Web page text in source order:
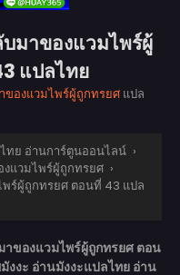
มาของแวมไพร์ผู้
แปลไทย
ของแวมไพร์ผู้ถูกทรยศ แปล
ทย อ่านการ์ตูนออนไลน์ ›
แวมไพร์ผู้ถูกทรยศ ›
ร์ผู้ถูกทรยศ ตอนที่ 43 แปล
ของแวมไพร์ผู้ถูกทรยศ ตอน
งะ อ่านมังงะแปลไทย อ่าน